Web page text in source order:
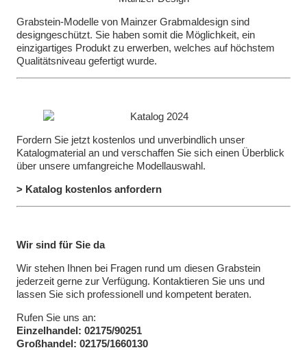
Grabstein-Modelle von Mainzer Grabmaldesign sind
designgeschützt. Sie haben somit die Möglichkeit, ein
einzigartiges Produkt zu erwerben, welches auf höchstem
Qualitätsniveau gefertigt wurde.
Fordern Sie jetzt kostenlos und unverbindlich unser
Katalogmaterial an und verschaffen Sie sich einen Überblick
über unsere umfangreiche Modellauswahl.
> Katalog kostenlos anfordern
Wir sind für Sie da
Wir stehen Ihnen bei Fragen rund um diesen Grabstein
jederzeit gerne zur Verfügung. Kontaktieren Sie uns und
lassen Sie sich professionell und kompetent beraten.
Rufen Sie uns an:
Einzelhandel: 02175/90251
Großhandel: 02175/1660130